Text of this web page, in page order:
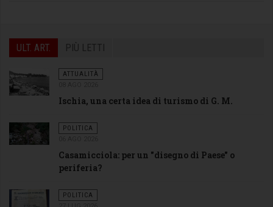
ULT. ART. PIÙ LETTI
ATTUALITÀ
Ischia, una certa idea di turismo di G. M.
POLITICA
Casamicciola: per un "disegno di Paese" o
periferia?
POLITICA